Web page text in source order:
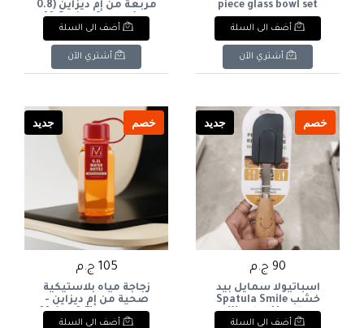
piece glass bowl set
أضف الى السلة
أشتري الآن
مربعة من إم ديزاين (0.8
لتر)M-Design Square
Plastic Water Bottle
(0.8L
أضف الى السلة
أشتري الآن
خصم جديد
90 ج.م
اسباتيولا سمايل بيد
خشب Spatula Smile
Wooden Handle
أضف الى السلة
خصم جديد
105 ج.م
زجاجة مياه بلاستيكية
صحية من إم ديزاين -
إصدار خاص (0.5 لتر)M-
Design Special Edition
أضف الى السلة